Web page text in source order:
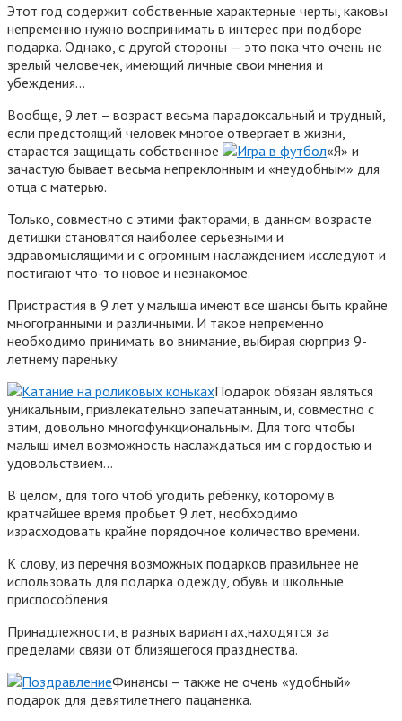
Этот год содержит собственные характерные черты, каковы
непременно нужно воспринимать в интерес при подборе
подарка. Однако, с другой стороны — это пока что очень не
зрелый человечек, имеющий личные свои мнения и
убеждения…
Вообще, 9 лет – возраст весьма парадоксальный и трудный,
если предстоящий человек многое отвергает в жизни,
старается защищать собственное
«Я» и
зачастую бывает весьма непреклонным и «неудобным» для
отца с матерью.
Только, совместно с этими факторами, в данном возрасте
детишки становятся наиболее серьезными и
здравомыслящими и с огромным наслаждением исследуют и
постигают что-то новое и незнакомое.
Пристрастия в 9 лет у малыша имеют все шансы быть крайне
многогранными и различными. И такое непременно
необходимо принимать во внимание, выбирая сюрприз 9-
летнему пареньку.
Подарок обязан являться
уникальным, привлекательно запечатанным, и, совместно с
этим, довольно многофункциональным. Для того чтобы
малыш имел возможность наслаждаться им с гордостью и
удовольствием…
В целом, для того чтоб угодить ребенку, которому в
кратчайшее время пробьет 9 лет, необходимо
израсходовать крайне порядочное количество времени.
К слову, из перечня возможных подарков правильнее не
использовать для подарка одежду, обувь и школьные
приспособления.
Принадлежности, в разных вариантах,находятся за
пределами связи от близящегося празднества.
Финансы – также не очень «удобный»
подарок для девятилетнего пацаненка.